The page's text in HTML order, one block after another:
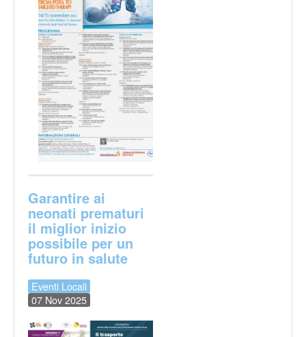
Garantire ai
neonati prematuri
il miglior inizio
possibile per un
futuro in salute
Eventi Locali
07 Nov 2025